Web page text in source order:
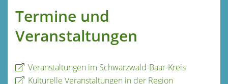
Termine und
Veranstaltungen
Veranstaltungen im Schwarzwald-Baar-Kreis
Kulturelle Veranstaltungen in der Region